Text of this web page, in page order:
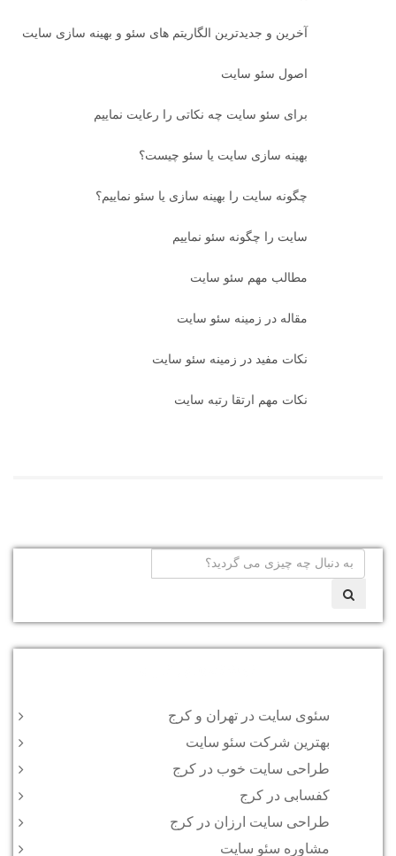
آخرین و جدیدترین الگاریتم های سئو و بهینه سازی سایت
اصول سئو سایت
برای سئو سایت چه نکاتی را رعایت نماییم
بهینه سازی سایت یا سئو چیست؟
چگونه سایت را بهینه سازی یا سئو نماییم؟
سایت را چگونه سئو نماییم
مطالب مهم سئو سایت
مقاله در زمینه سئو سایت
نکات مفید در زمینه سئو سایت
نکات مهم ارتقا رتبه سایت
سئوی سایت در تهران و کرج
بهترین شرکت سئو سایت
طراحی سایت خوب در کرج
کفسابی در کرج
طراحی سایت ارزان در کرج
مشاوره سئو سایت